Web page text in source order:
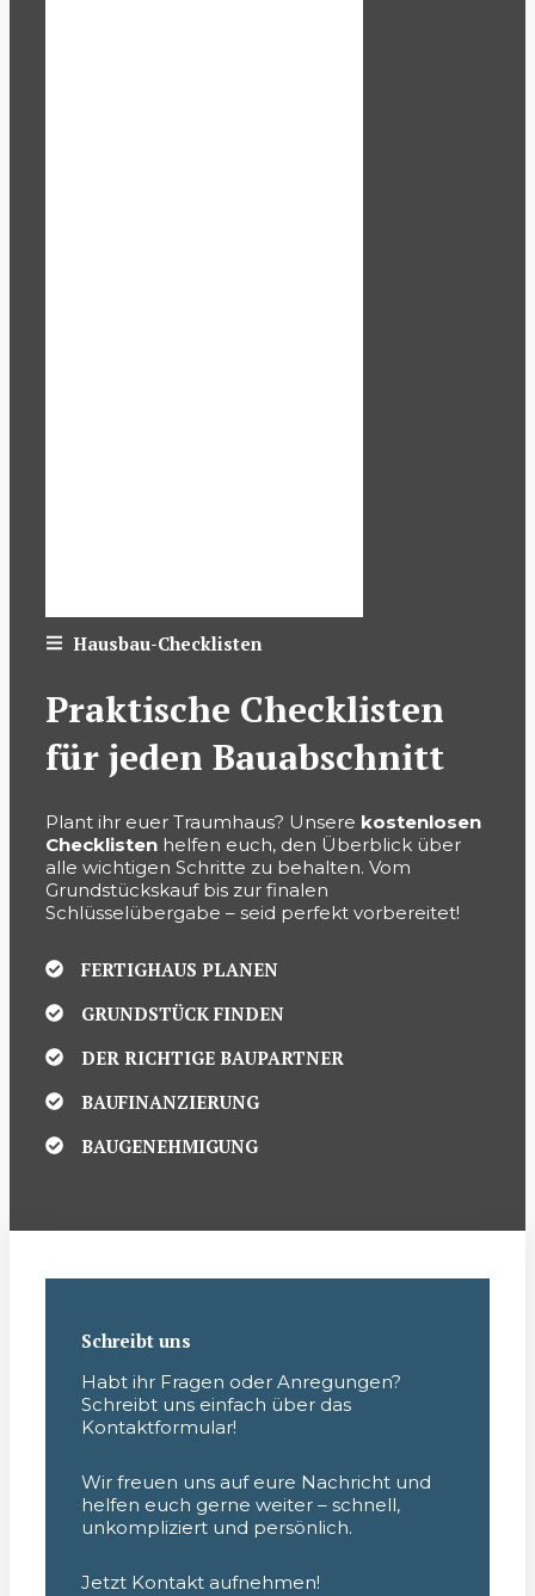
Hausbau-Checklisten
Praktische Checklisten
für jeden Bauabschnitt
Plant ihr euer Traumhaus? Unsere kostenlosen
Checklisten helfen euch, den Überblick über
alle wichtigen Schritte zu behalten. Vom
Grundstückskauf bis zur finalen
Schlüsselübergabe – seid perfekt vorbereitet!
FERTIGHAUS PLANEN
GRUNDSTÜCK FINDEN
DER RICHTIGE BAUPARTNER
BAUFINANZIERUNG
BAUGENEHMIGUNG
Schreibt uns
Habt ihr Fragen oder Anregungen?
Schreibt uns einfach über das
Kontaktformular!
Wir freuen uns auf eure Nachricht und
helfen euch gerne weiter – schnell,
unkompliziert und persönlich.
Jetzt Kontakt aufnehmen!